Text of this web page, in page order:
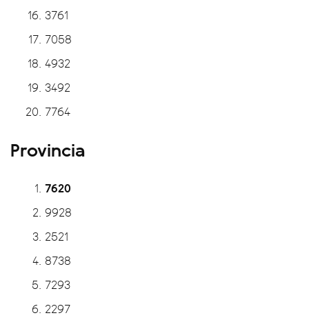
3761
7058
4932
3492
7764
Provincia
7620
9928
2521
8738
7293
2297